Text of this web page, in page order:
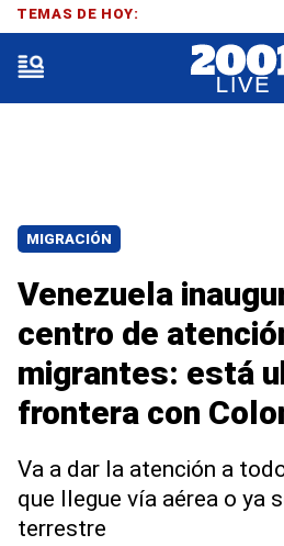
MIGRACIÓN
Venezuela
centro de
migrantes: está
frontera con
Va a dar la atención a
que llegue vía aérea o ya
terrestre
TEMAS DE HOY: